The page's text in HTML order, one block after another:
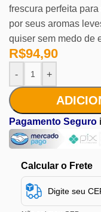
frescura perfeita
por seus aromas
quiser sem medo de
R$94,90
- +
Pagamento Seguro
Calcular o Frete